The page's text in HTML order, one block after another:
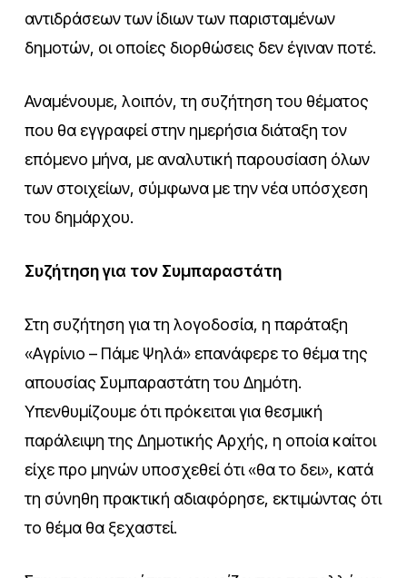
αντιδράσεων των ίδιων των παρισταμένων
δημοτών, οι οποίες διορθώσεις δεν έγιναν ποτέ.
Αναμένουμε, λοιπόν, τη συζήτηση του θέματος
που θα εγγραφεί στην ημερήσια διάταξη τον
επόμενο μήνα, με αναλυτική παρουσίαση όλων
των στοιχείων, σύμφωνα με την νέα υπόσχεση
του δημάρχου.
Συζήτηση για τον Συμπαραστάτη
Στη συζήτηση για τη λογοδοσία, η παράταξη
«Αγρίνιο – Πάμε Ψηλά» επανάφερε το θέμα της
απουσίας Συμπαραστάτη του Δημότη.
Υπενθυμίζουμε ότι πρόκειται για θεσμική
παράλειψη της Δημοτικής Αρχής, η οποία καίτοι
είχε προ μηνών υποσχεθεί ότι «θα το δει», κατά
τη σύνηθη πρακτική αδιαφόρησε, εκτιμώντας ότι
το θέμα θα ξεχαστεί.